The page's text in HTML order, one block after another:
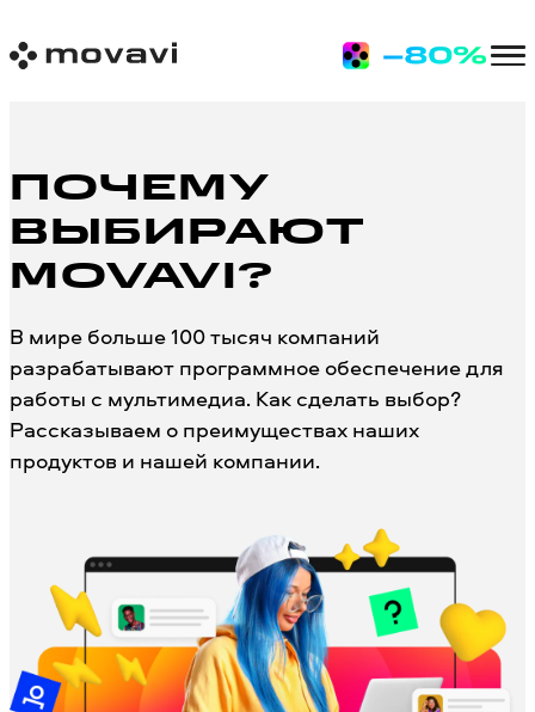
ПОЧЕМУ
ВЫБИРАЮТ
MOVAVI?
В мире больше 100 тысяч компаний
разрабатывают программное обеспечение для
работы с мультимедиа. Как сделать выбор?
Рассказываем о преимуществах наших
продуктов и нашей компании.